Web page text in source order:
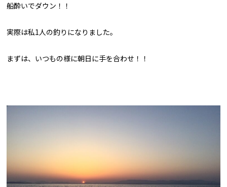
船酔いでダウン！！
実際は私1人の釣りになりました。
まずは、いつもの様に朝日に手を合わせ！！